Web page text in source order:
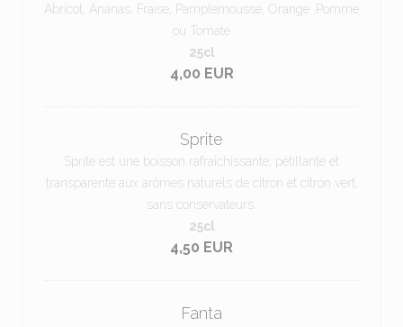
Abricot, Ananas, Fraise, Pamplemousse, Orange ,Pomme
ou Tomate
4,00 EUR
25cl
Sprite
Sprite est une boisson rafraîchissante, pétillante et
transparente aux arômes naturels de citron et citron vert,
sans conservateurs.
4,50 EUR
25cl
Fanta